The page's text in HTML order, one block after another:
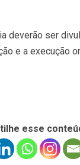
deverão ser
e a execução
esse